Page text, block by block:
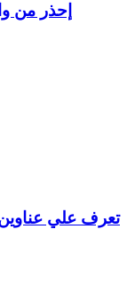
إحذر من
تعرف علي